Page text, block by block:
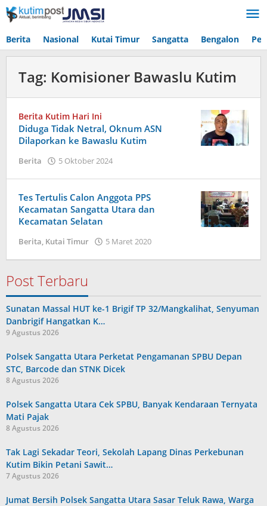
Lewati
ke
Berita Nasional Kutai Timur Sangatta Bengalon
Tag: Komisioner Bawaslu Kutim
Berita Kutim Hari Ini
Diduga Tidak Netral, Oknum ASN
Dilaporkan ke Bawaslu Kutim
Berita 5 Oktober 2024
Tes Tertulis Calon Anggota PPS
Kecamatan Sangatta Utara dan
Kecamatan Selatan
Berita, Kutai Timur 5 Maret 2020
Post Terbaru
Sunatan Massal HUT ke-1 Brigif TP 32/Mangkalihat, Senyuman
Danbrigif Hangatkan K…
9 Agustus 2026
Polsek Sangatta Utara Perketat Pengamanan SPBU Depan
STC, Barcode dan STNK Dicek
8 Agustus 2026
Polsek Sangatta Utara Cek SPBU, Banyak Kendaraan Ternyata
Mati Pajak
8 Agustus 2026
Tak Lagi Sekadar Teori, Sekolah Lapang Dinas Perkebunan
Kutim Bikin Petani Sawit…
7 Agustus 2026
Jumat Bersih Polsek Sangatta Utara Sasar Teluk Rawa, Warga